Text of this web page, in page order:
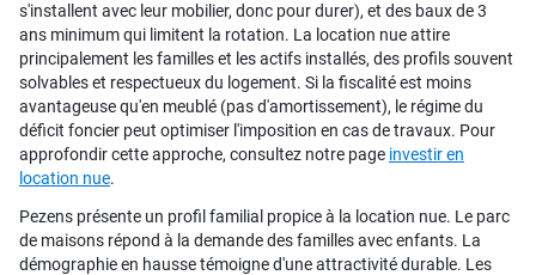
s'installent avec leur mobilier, donc pour durer), et des baux de 3
ans minimum qui limitent la rotation. La location nue attire
principalement les familles et les actifs installés, des profils souvent
solvables et respectueux du logement. Si la fiscalité est moins
avantageuse qu'en meublé (pas d'amortissement), le régime du
déficit foncier peut optimiser l'imposition en cas de travaux. Pour
approfondir cette approche, consultez notre page investir en
location nue.
Pezens présente un profil familial propice à la location nue. Le parc
de maisons répond à la demande des familles avec enfants. La
démographie en hausse témoigne d'une attractivité durable. Les